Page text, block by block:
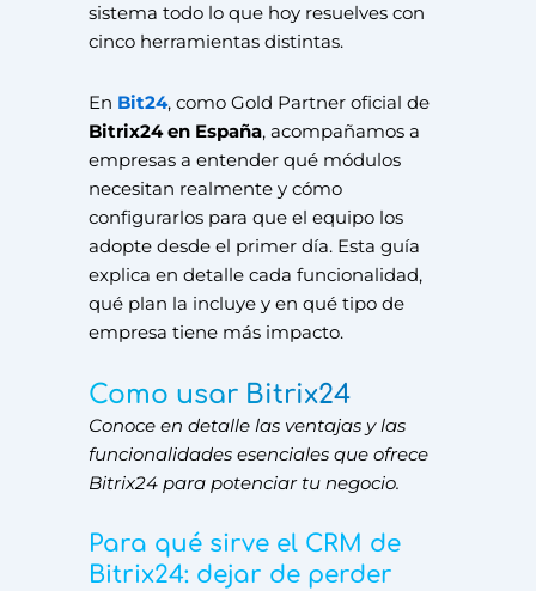
sistema todo lo que hoy resuelves con
cinco herramientas distintas.
En Bit24, como Gold Partner oficial de
Bitrix24 en España, acompañamos a
empresas a entender qué módulos
necesitan realmente y cómo
configurarlos para que el equipo los
adopte desde el primer día. Esta guía
explica en detalle cada funcionalidad,
qué plan la incluye y en qué tipo de
empresa tiene más impacto.
Como usar Bitrix24
Conoce en detalle las ventajas y las
funcionalidades esenciales que ofrece
Bitrix24 para potenciar tu negocio.
Para qué sirve el CRM de
Bitrix24: dejar de perder